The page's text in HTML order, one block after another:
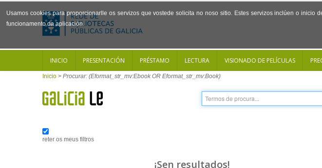
Usamos cookies para proporcionarlle os servizos que vostede solicita no noso sitio. Estes servizos inclúen o
funcionamento da aplicación.
INICIO PRESENTACIÓN PRÉSTAMO LECTURA VISIONADO DE PELÍCULAS
Inicio > Procurar: (Eformat_str_mv:Ebook OR Eformat_str_mv:Book)
reter os meus filtros
¡Sen resultados!